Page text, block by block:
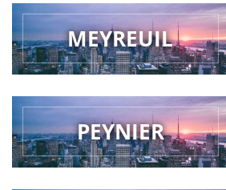
MEYREUIL
PEYNIER